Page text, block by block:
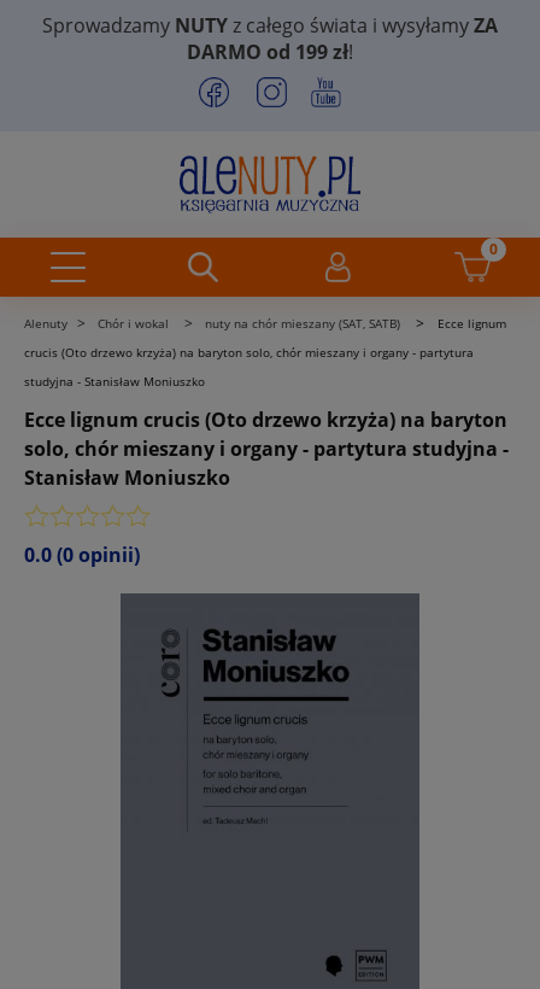
Sprowadzamy NUTYz całego świata i wysyłamyZA
DARMO od 199 zł!
Alenuty > Chór i wokal > nuty na chór mieszany (SAT, SATB) >
Ecce lignum
crucis (Oto drzewo krzyża) na baryton solo, chór mieszany i organy - partytura
studyjna - Stanisław Moniuszko
Ecce lignum crucis (Oto drzewo krzyża) na baryton
solo, chór mieszany i organy - partytura studyjna -
Stanisław Moniuszko
0.0(0 opinii)